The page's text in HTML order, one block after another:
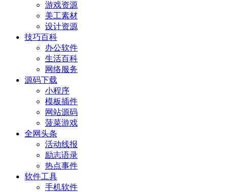
游戏资源
美工素材
设计资源
技巧百科
办公软件
生活百科
网络服务
源码下载
小程序
模板插件
网站源码
菠菜游戏
全网头条
活动线报
励志语录
热点事件
软件工具
手机软件